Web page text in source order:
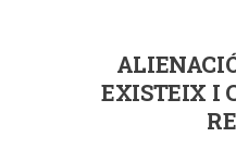
EXISTEIX I